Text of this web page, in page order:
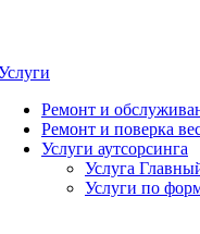
Ремонт и
Ремонт и поверка
Услуги аутсорсинга
Услуга
Услуги по